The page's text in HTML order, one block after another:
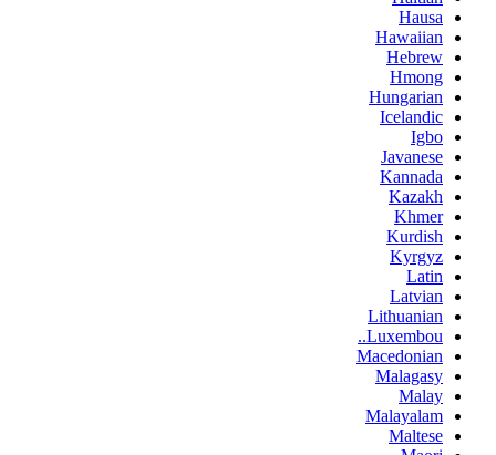
Hausa
Hawaiian
Hebrew
Hmong
Hungarian
Icelandic
Igbo
Javanese
Kannada
Kazakh
Khmer
Kurdish
Kyrgyz
Latin
Latvian
Lithuanian
Luxembou..
Macedonian
Malagasy
Malay
Malayalam
Maltese